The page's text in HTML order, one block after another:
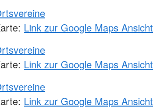
Link zur Google Maps Ansicht
Link zur Google Maps Ansicht
Link zur Google Maps Ansicht